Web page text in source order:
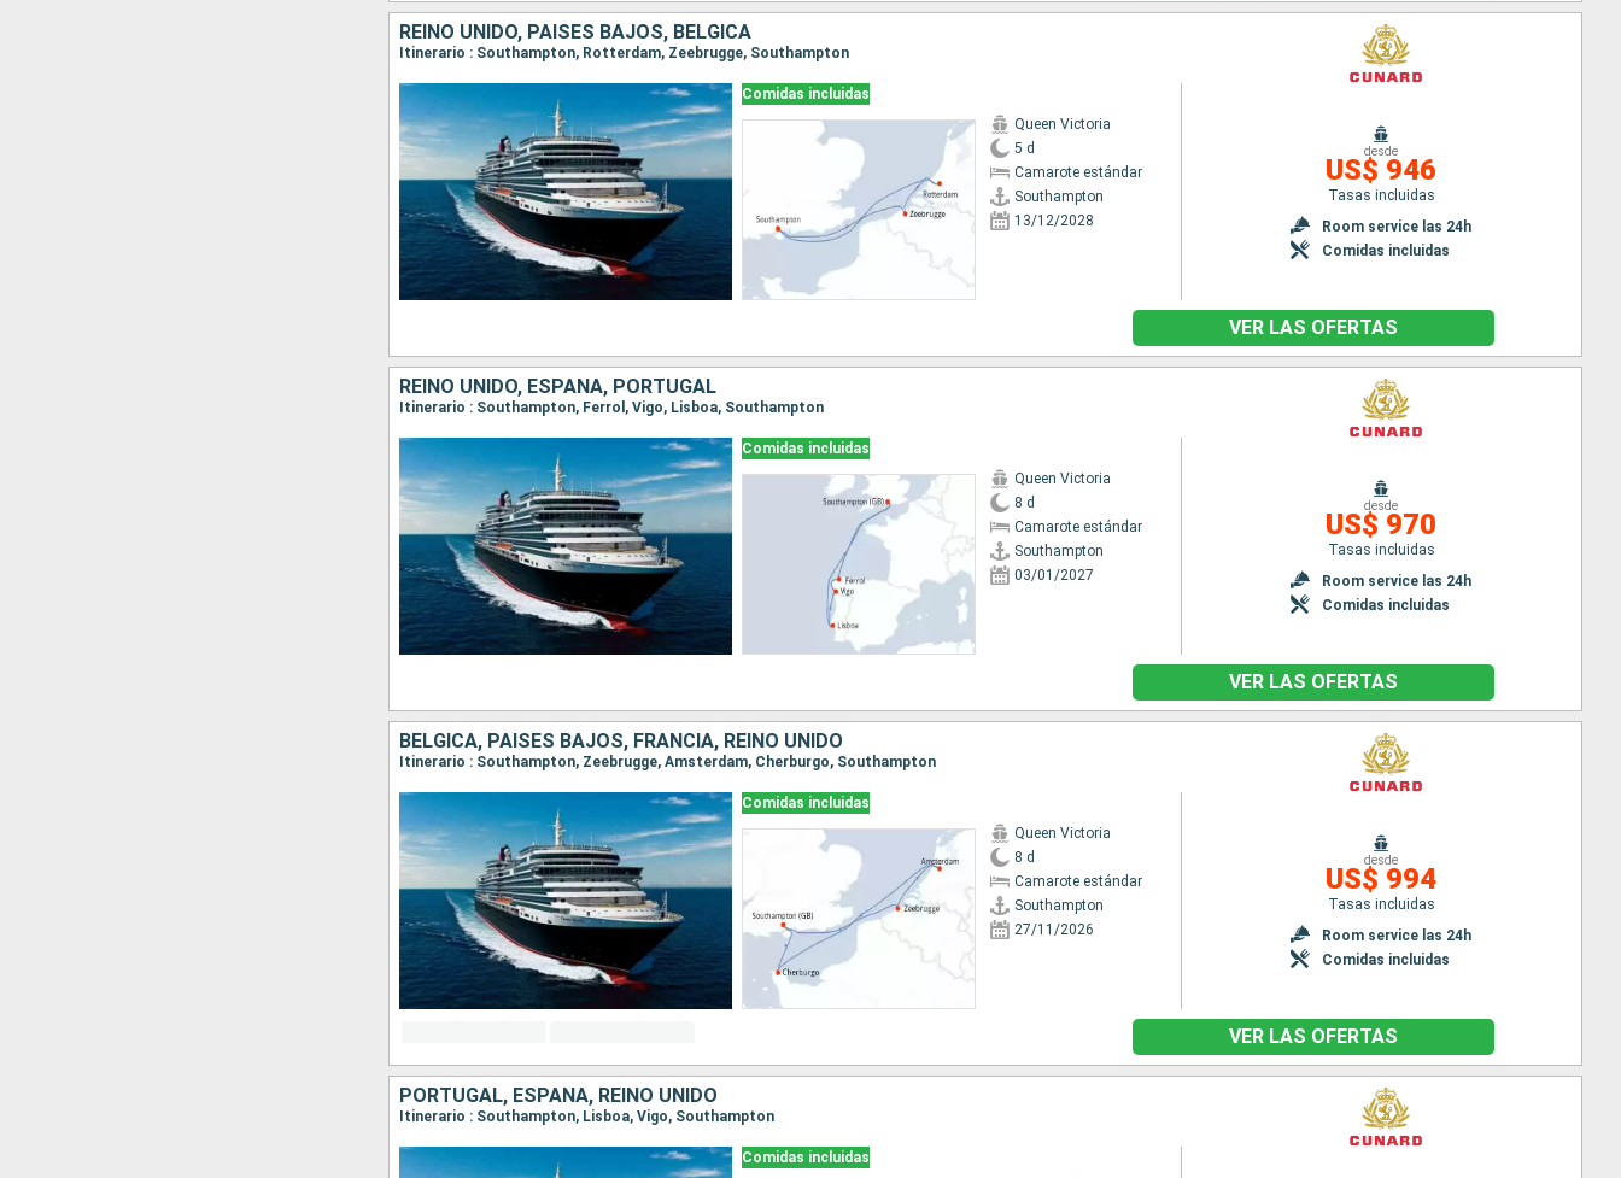
REINO UNIDO, PAISES BAJOS, BÉLGICA
Itinerario : Southampton, Rotterdam, Zeebrugge, Southampton
Comidas incluidas
Queen Victoria
5 d
Camarote estándar
Southampton
13/12/2028
desde
US$ 946
Tasas incluidas
Room service las 24h
Comidas incluidas
VER LAS OFERTAS
REINO UNIDO, ESPAÑA, PORTUGAL
Itinerario : Southampton, Ferrol, Vigo, Lisboa, Southampton
Comidas incluidas
Queen Victoria
8 d
Camarote estándar
Southampton
03/01/2027
desde
US$ 970
Tasas incluidas
Room service las 24h
Comidas incluidas
VER LAS OFERTAS
BÉLGICA, PAISES BAJOS, FRANCIA, REINO UNIDO
Itinerario : Southampton, Zeebrugge, Amsterdam, Cherburgo, Southampton
Comidas incluidas
Queen Victoria
8 d
Camarote estándar
Southampton
27/11/2026
desde
US$ 994
Tasas incluidas
Room service las 24h
Comidas incluidas
VER LAS OFERTAS
PORTUGAL, ESPAÑA, REINO UNIDO
Itinerario : Southampton, Lisboa, Vigo, Southampton
Comidas incluidas